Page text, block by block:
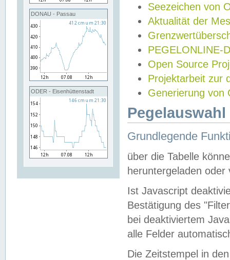
DONAU - Passau
ODER - Eisenhüttenstadt
Seezeichen von
Aktualität der
PEGELONLINE-
Open Source
Projektarbeit zur
Generierung von
Grundlegende
über die Tabelle
heruntergeladen oder
Ist Javascript
Bestätigung des
bei deaktiviertem
alle Felder
Die Zeitstempel in